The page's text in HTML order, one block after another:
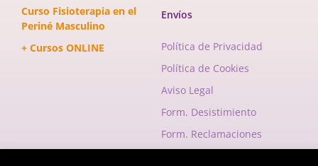
Curso Fisioterapia en el
Periné Masculino
+ Cursos ONLINE
Envíos
Política de Privacidad
Política de Cookies
Aviso Legal
Form. Desistimiento
Form. Reclamaciones